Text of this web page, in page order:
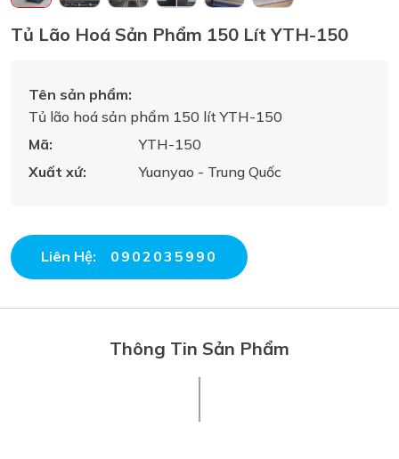
Tủ Lão Hoá Sản Phẩm 150 Lít YTH-150
Tên sản phẩm:
Tủ lão hoá sản phẩm 150 lít YTH-150
Mã:
YTH-150
Xuất xứ:
Yuanyao - Trung Quốc
Liên Hệ: 0902035990
Thông Tin Sản Phẩm